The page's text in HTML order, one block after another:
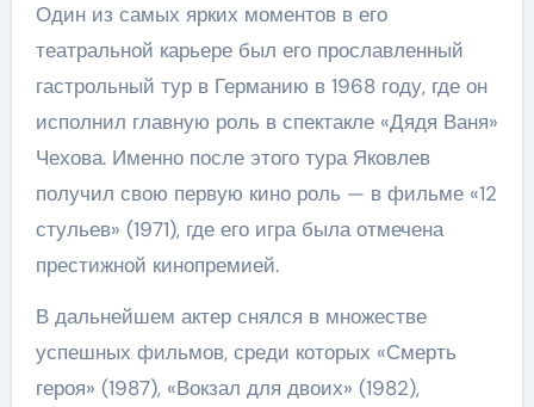
Один из самых ярких моментов в его
театральной карьере был его прославленный
гастрольный тур в Германию в 1968 году, где он
исполнил главную роль в спектакле «Дядя Ваня»
Чехова. Именно после этого тура Яковлев
получил свою первую кино роль — в фильме «12
стульев» (1971), где его игра была отмечена
престижной кинопремией.
В дальнейшем актер снялся в множестве
успешных фильмов, среди которых «Смерть
героя» (1987), «Вокзал для двоих» (1982),